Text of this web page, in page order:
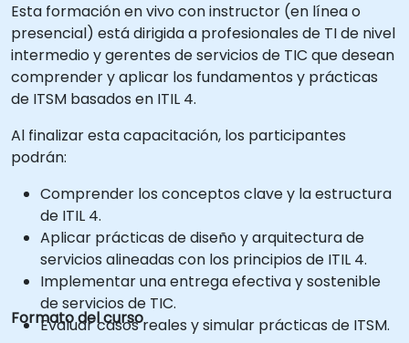
Esta formación en vivo con instructor (en línea o
presencial) está dirigida a profesionales de TI de nivel
intermedio y gerentes de servicios de TIC que desean
comprender y aplicar los fundamentos y prácticas
de ITSM basados en ITIL 4.
Al finalizar esta capacitación, los participantes
podrán:
Comprender los conceptos clave y la estructura
de ITIL 4.
Aplicar prácticas de diseño y arquitectura de
servicios alineadas con los principios de ITIL 4.
Implementar una entrega efectiva y sostenible
de servicios de TIC.
Evaluar casos reales y simular prácticas de ITSM.
Formato del curso